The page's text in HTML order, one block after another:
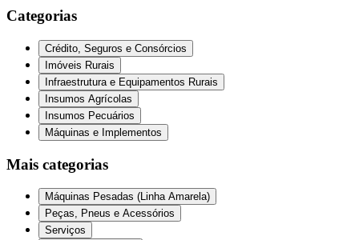
Categorias
Crédito, Seguros e Consórcios
Imóveis Rurais
Infraestrutura e Equipamentos Rurais
Insumos Agrícolas
Insumos Pecuários
Máquinas e Implementos
Mais categorias
Máquinas Pesadas (Linha Amarela)
Peças, Pneus e Acessórios
Serviços